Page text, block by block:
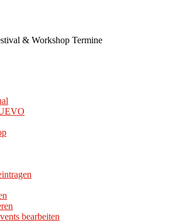
& Workshop Termine
bearbeiten